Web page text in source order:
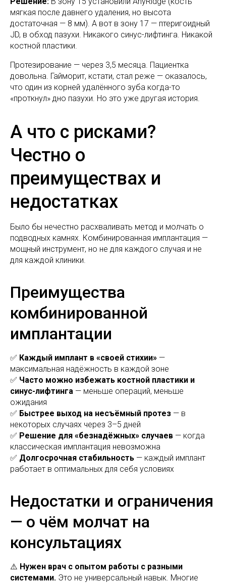
мягкая после давнего удаления, но высота
достаточная — 8 мм). А вот в зону 17 — птеригоидный
JD, в обход пазухи. Никакого синус-лифтинга. Никакой
костной пластики.
Протезирование — через 3,5 месяца. Пациентка
довольна. Гайморит, кстати, стал реже — оказалось,
что один из корней удалённого зуба когда-то
«проткнул» дно пазухи. Но это уже другая история.
А что с рисками?
Честно о
преимуществах и
недостатках
Было бы нечестно расхваливать метод и молчать о
подводных камнях. Комбинированная имплантация —
мощный инструмент, но не для каждого случая и не
для каждой клиники.
Преимущества
комбинированной
имплантации
✅ Каждый имплант в «своей стихии» —
максимальная надёжность в каждой зоне
✅ Часто можно избежать костной пластики и
синус-лифтинга — меньше операций, меньше
ожидания
✅ Быстрее выход на несъёмный протез — в
некоторых случаях через 3–5 дней
✅ Решение для «безнадёжных» случаев — когда
классическая имплантация невозможна
✅ Долгосрочная стабильность — каждый имплант
работает в оптимальных для себя условиях
Недостатки и ограничения
— о чём молчат на
консультациях
⚠️ Нужен врач с опытом работы с разными
системами. Это не универсальный навык. Многие